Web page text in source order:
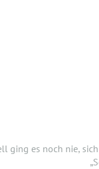
ging es noch nie,
einen